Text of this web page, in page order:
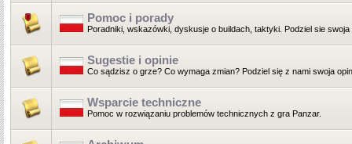
Pomoc i porady
Poradniki, wskazówki, dyskusje o buildach, taktyki. Podziel sie swoja
Sugestie i opinie
Co sądzisz o grze? Co wymaga zmian? Podziel się z nami swoja
Wsparcie techniczne
Pomoc w rozwiązaniu problemów technicznych z gra Panzar.